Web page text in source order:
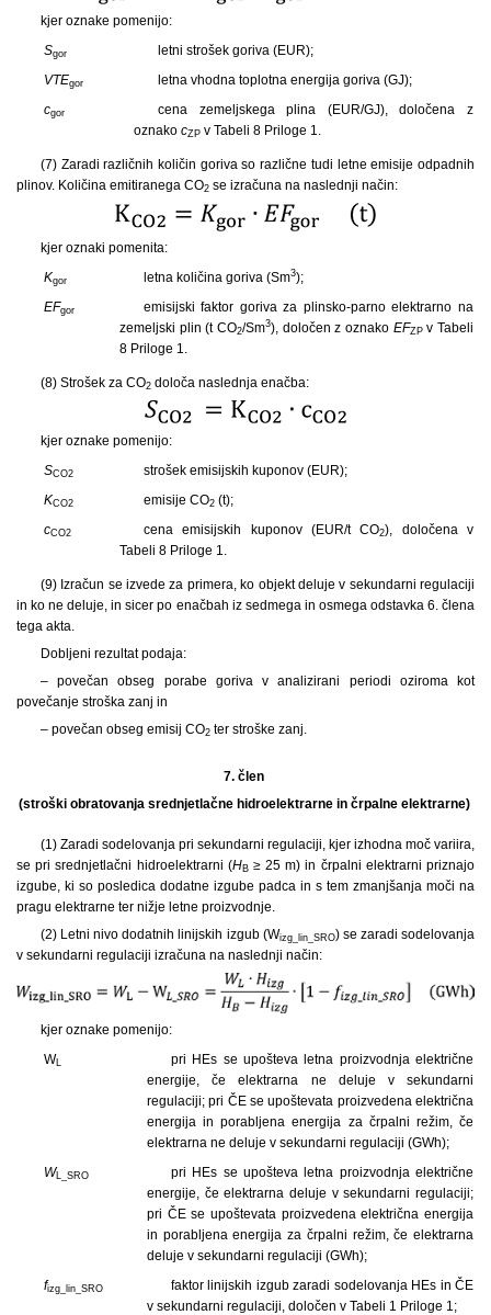
kjer oznake pomenijo:
Sgor
letni strošek goriva (EUR);
VTEgor
letna vhodna toplotna energija goriva (GJ);
cgor
cena zemeljskega plina (EUR/GJ), določena z
oznako cZP v Tabeli 8 Priloge 1.
(7) Zaradi različnih količin goriva so različne tudi letne emisije odpadnih
plinov. Količina emitiranega CO2 se izračuna na naslednji način:
kjer oznaki pomenita:
Kgor letna količina goriva (Sm3);
EFgor
emisijski faktor goriva za plinsko-parno elektrarno na
zemeljski plin (t CO2/Sm3), določen z oznako EFZPv Tabeli
8 Priloge 1.
(8) Strošek za CO2določa naslednja enačba:
kjer oznake pomenijo:
SCO2
strošek emisijskih kuponov (EUR);
KCO2 emisije CO2(t);
cCO2 cena emisijskih kuponov (EUR/t CO2), določena v
Tabeli 8 Priloge 1.
(9) Izračun se izvede za primera, ko objekt deluje v sekundarni regulaciji
in ko ne deluje, in sicer po enačbah iz sedmega in osmega odstavka 6. člena
tega akta.
Dobljeni rezultat podaja:
– povečan obseg porabe goriva v analizirani periodi oziroma kot
povečanje stroška zanj in
– povečan obseg emisij CO2ter stroške zanj.
7. člen
(stroški obratovanja srednjetlačne hidroelektrarne in črpalne elektrarne)
(1) Zaradi sodelovanja pri sekundarni regulaciji, kjer izhodna moč variira,
se pri srednjetlačni hidroelektrarni (HB≥ 25 m) in črpalni elektrarni priznajo
izgube, ki so posledica dodatne izgube padca in s tem zmanjšanja moči na
pragu elektrarne ter nižje letne proizvodnje.
(2) Letni nivo dodatnih linijskih izgub (Wizg_lin_SRO) se zaradi sodelovanja
v sekundarni regulaciji izračuna na naslednji način:
kjer oznake pomenijo:
W
pri HEs se upošteva letna proizvodnja električne
energije, če elektrarna ne deluje v sekundarni
regulaciji; pri ČE se upoštevata proizvedena električna
energija in porabljena energija za črpalni režim, če
elektrarna ne deluje v sekundarni regulaciji (GWh);
WL_SRO
pri HEs se upošteva letna proizvodnja električne
energije, če elektrarna deluje v sekundarni regulaciji;
pri ČE se upoštevata proizvedena električna energija
in porabljena energija za črpalni režim, če elektrarna
deluje v sekundarni regulaciji (GWh);
fizg_lin_SRO
faktor linijskih izgub zaradi sodelovanja HEs in ČE
v sekundarni regulaciji, določen v Tabeli 1 Priloge 1;